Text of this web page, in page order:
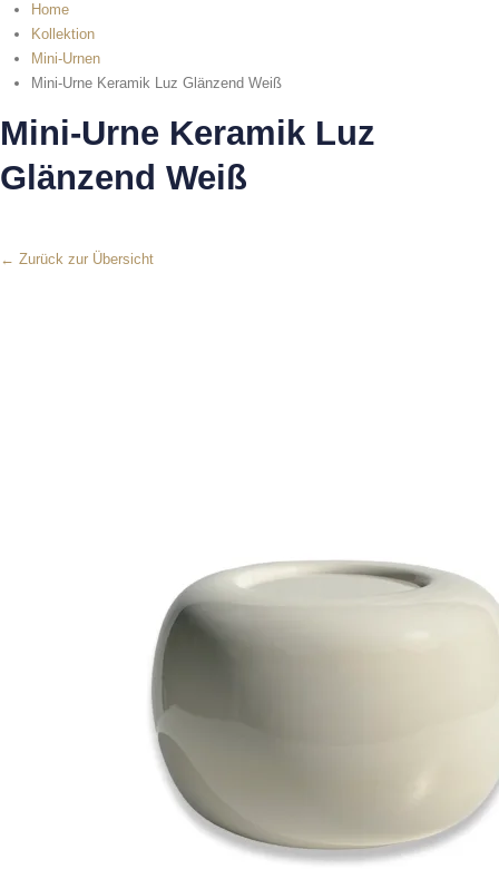
Home
Kollektion
Mini-Urnen
Mini-Urne Keramik Luz Glänzend Weiß
Mini-Urne Keramik Luz
Glänzend Weiß
← Zurück zur Übersicht